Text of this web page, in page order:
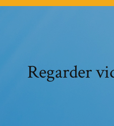
Regarder